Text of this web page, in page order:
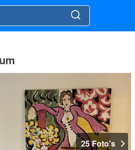
25 Foto's